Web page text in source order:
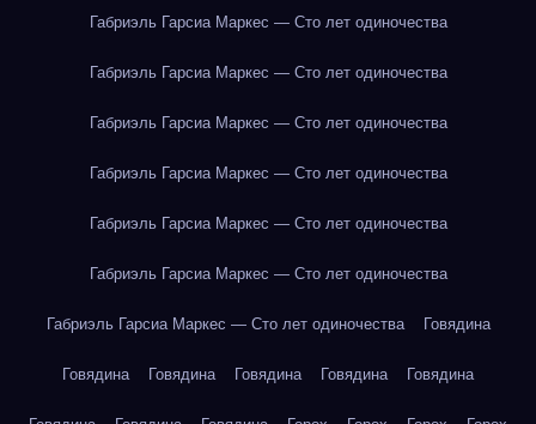
Габриэль Гарсиа Маркес — Сто лет одиночества
Габриэль Гарсиа Маркес — Сто лет одиночества
Габриэль Гарсиа Маркес — Сто лет одиночества
Габриэль Гарсиа Маркес — Сто лет одиночества
Габриэль Гарсиа Маркес — Сто лет одиночества
Габриэль Гарсиа Маркес — Сто лет одиночества
Габриэль Гарсиа Маркес — Сто лет одиночества Говядина
Говядина Говядина Говядина Говядина Говядина